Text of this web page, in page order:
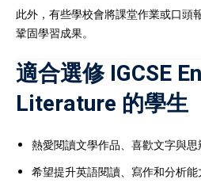
此外，有些學校會將課堂作業或口頭
鞏固學習成果。
適合選修 IGCSE
Literature 的學生
熱愛閱讀文學作品、喜歡文字與思
希望提升英語閱讀、寫作和分析能